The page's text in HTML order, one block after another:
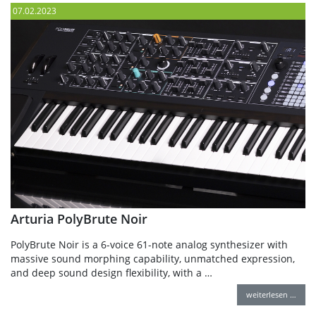
07.02.2023
Arturia PolyBrute Noir
PolyBrute Noir is a 6-voice 61-note analog synthesizer with
massive sound morphing capability, unmatched expression,
and deep sound design flexibility, with a …
weiterlesen …